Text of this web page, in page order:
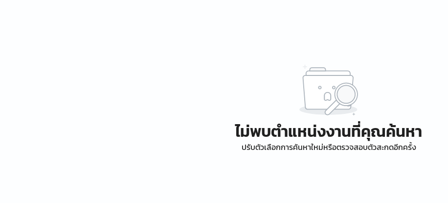
ไม่พบตำแหน่งงานที่คุณค้นหา
ปรับตัวเลือกการค้นหาใหม่หรือตรวจสอบตัวสะกดอีกครั้ง